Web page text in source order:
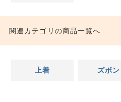
関連カテゴリの商品一覧へ
上着 ズボン